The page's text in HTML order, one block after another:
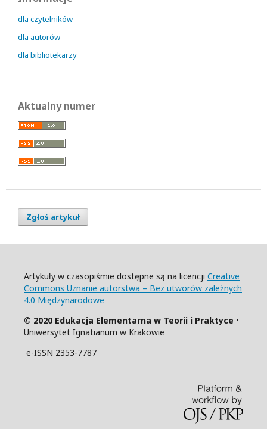
dla czytelników
dla autorów
dla bibliotekarzy
Aktualny numer
Zgłoś artykuł
Artykuły w czasopiśmie dostępne są na licencji Creative
Commons Uznanie autorstwa – Bez utworów zależnych
4.0 Międzynarodowe
© 2020 Edukacja Elementarna w Teorii i Praktyce •
Uniwersytet Ignatianum w Krakowie
e-ISSN 2353-7787